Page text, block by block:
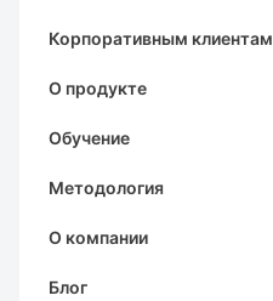
Корпоративным клиентам
О продукте
Обучение
Методология
О компании
Блог